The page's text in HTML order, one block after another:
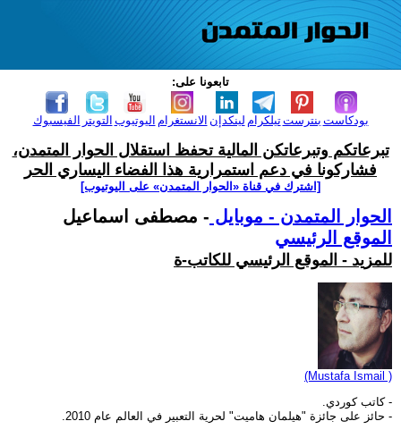
تابعونا على:
الفيسبوك التويتر اليوتيوب الانستغرام لينكدإن تيلكرامبنترست بودكاست
تبرعاتكم وتبرعاتكن المالية تحفظ استقلال الحوار المتمدن،
فشاركونا في دعم استمرارية هذا الفضاء اليساري الحر
[اشترك في قناة ‫«الحوار المتمدن» على اليوتيوب]
الحوار المتمدن - موبايل - مصطفى اسماعيل
الموقع الرئيسي
للمزيد - الموقع الرئيسي للكاتب-ة
(Mustafa Ismail )
- كاتب كوردي.
- حائز على جائزة "هيلمان هاميت" لحرية التعبير في العالم عام 2010.